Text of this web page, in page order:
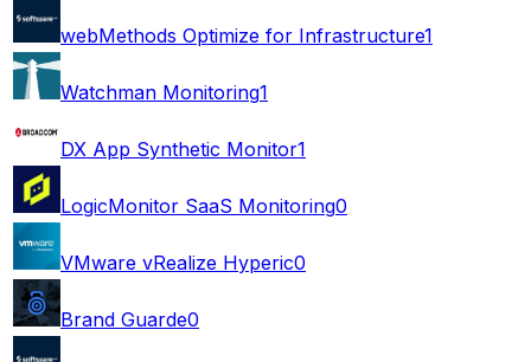
webMethods Optimize for Infrastructure1
Watchman Monitoring1
DX App Synthetic Monitor1
LogicMonitor SaaS Monitoring0
VMware vRealize Hyperic0
Brand Guarde0